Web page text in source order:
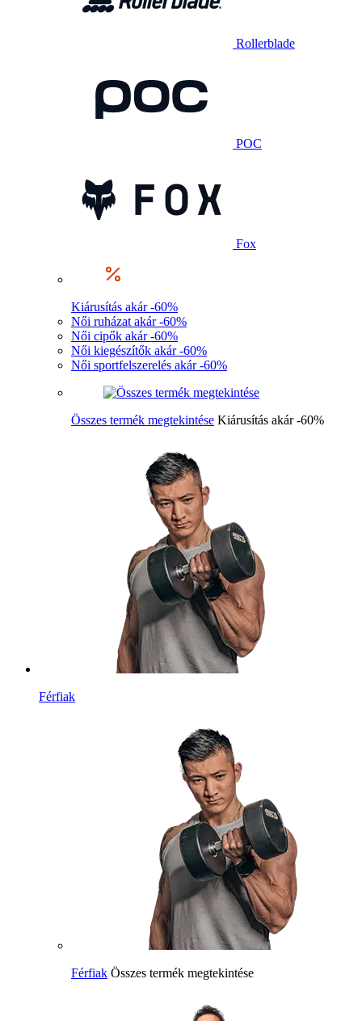
Rollerblade
POC
Fox
Kiárusítás akár -60%
Női ruházat akár -60%
Női cipők akár -60%
Női kiegészítők akár -60%
Női sportfelszerelés akár -60%
Összes termék megtekintése Kiárusítás akár -60%
Férfiak
Férfiak Összes termék megtekintése